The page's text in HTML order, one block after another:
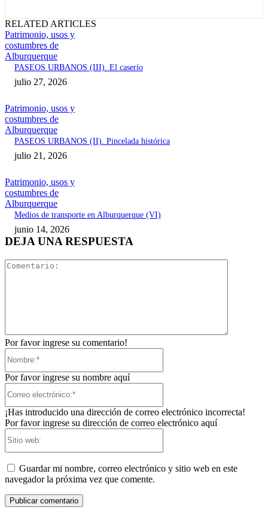
RELATED ARTICLES
Patrimonio, usos y
costumbres de
Alburquerque
PASEOS URBANOS (III). El caserío
julio 27, 2026
Patrimonio, usos y
costumbres de
Alburquerque
PASEOS URBANOS (II). Pincelada histórica
julio 21, 2026
Patrimonio, usos y
costumbres de
Alburquerque
Medios de transporte en Alburquerque (VI)
junio 14, 2026
DEJA UNA RESPUESTA
Por favor ingrese su comentario!
Por favor ingrese su nombre aquí
¡Has introducido una dirección de correo electrónico incorrecta!
Por favor ingrese su dirección de correo electrónico aquí
Guardar mi nombre, correo electrónico y sitio web en este
navegador la próxima vez que comente.